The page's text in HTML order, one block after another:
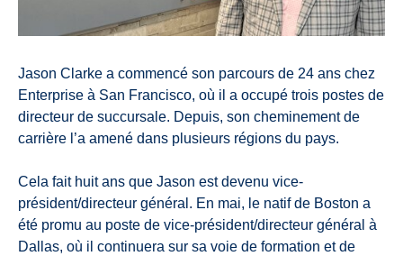
Jason Clarke a commencé son parcours de 24 ans chez
Enterprise à San Francisco, où il a occupé trois postes de
directeur de succursale. Depuis, son cheminement de
carrière l’a amené dans plusieurs régions du pays.
Cela fait huit ans que Jason est devenu vice-
président/directeur général. En mai, le natif de Boston a
été promu au poste de vice-président/directeur général à
Dallas, où il continuera sur sa voie de formation et de